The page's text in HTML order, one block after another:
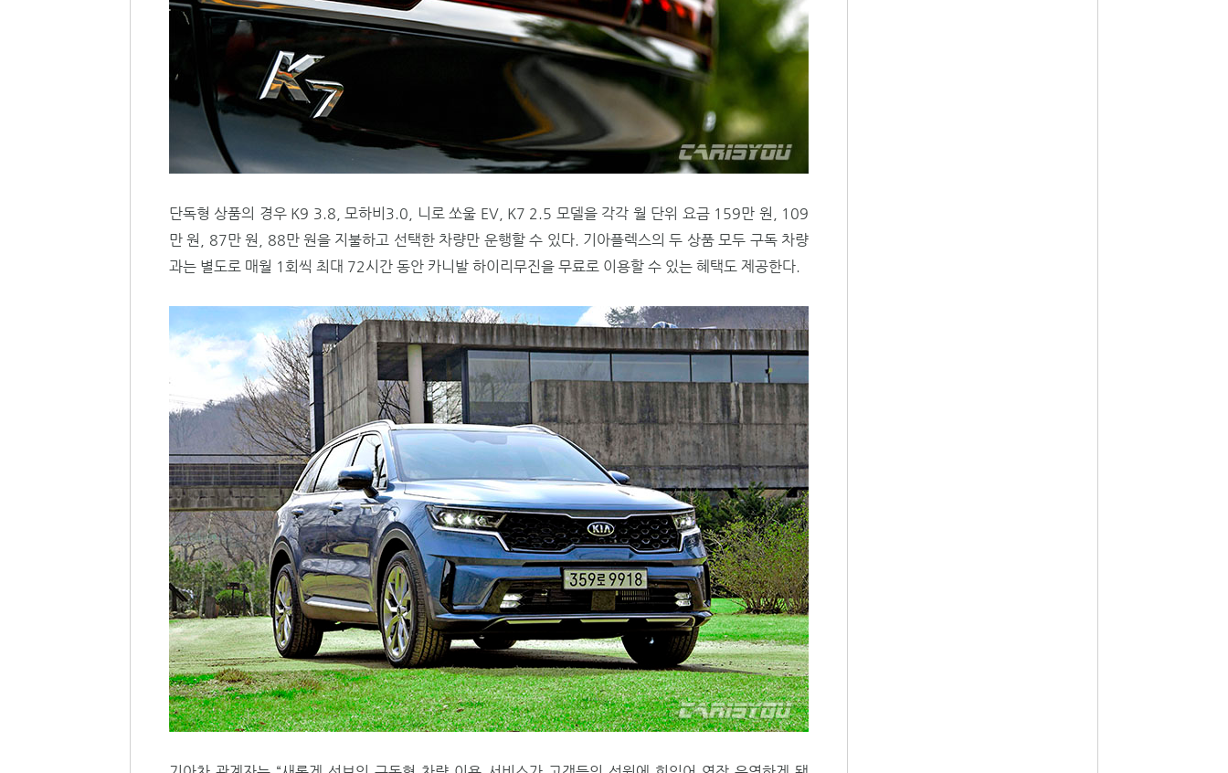
단독형 상품의 경우 K9 3.8, 모하비3.0, 니로 쏘울 EV, K7 2.5 모델을 각각 월 단위 요금 159만 원, 109
만 원, 87만 원, 88만 원을 지불하고 선택한 차량만 운행할 수 있다. 기아플렉스의 두 상품 모두 구독 차량
과는 별도로 매월 1회씩 최대 72시간 동안 카니발 하이리무진을 무료로 이용할 수 있는 혜택도 제공한다.